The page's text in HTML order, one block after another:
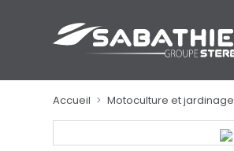
Accueil Motoculture et jardinage